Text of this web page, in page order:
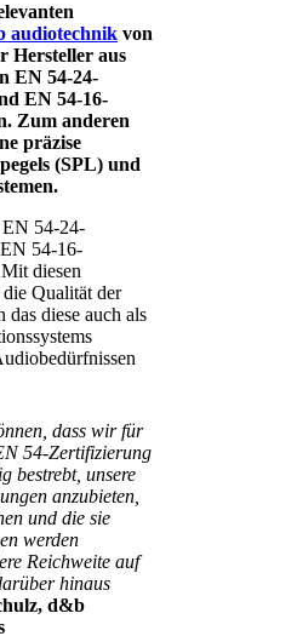
audiotechnik von
Hersteller aus
EN 54-24-
EN 54-16-
Zum anderen
präzise
(SPL) und
54-24-
54-16-
diesen
Qualität der
das diese auch als
dass wir für
54-Zertifizierung
bestrebt, unsere
anzubieten,
und die sie
werden
Reichweite auf
hinaus
d&b